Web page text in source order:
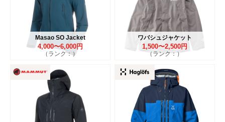
Masao SO Jacket
4,000〜6,000円
（ランク：）
ワバシュジャケット
1,500〜2,500円
（ランク：）